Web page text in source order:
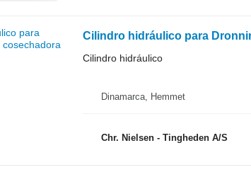
Cilindro hidráulico para
Cilindro hidráulico
Dinamarca, Hemmet
Chr. Nielsen - Tingheden A/S